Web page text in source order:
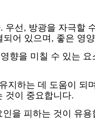
선, 방광을 자극할
어 있으며, 좋은 영
향을 미칠 수 있는
지하는 데 도움이 되
것이 중요합니다.
을 피하는 것이 유